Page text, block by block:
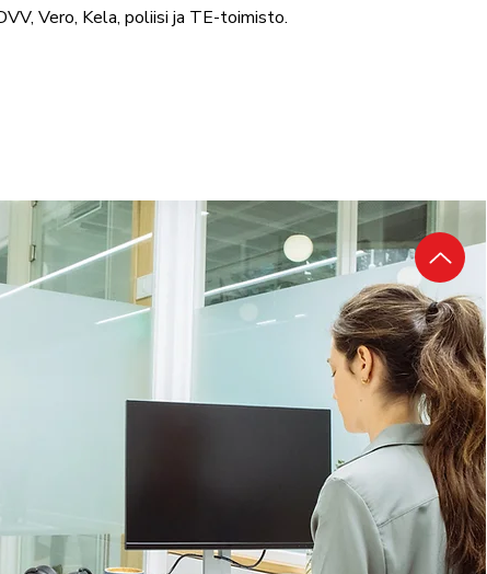
Vero, Kela, poliisi ja TE-toimisto.